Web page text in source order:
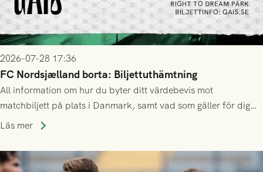
2026-07-28 17:36
FC Nordsjælland borta: Biljettuthämtning
All information om hur du byter ditt värdebevis mot
matchbiljett på plats i Danmark, samt vad som gäller för dig
som står på reservlista eller fått förhinder.
Läs mer